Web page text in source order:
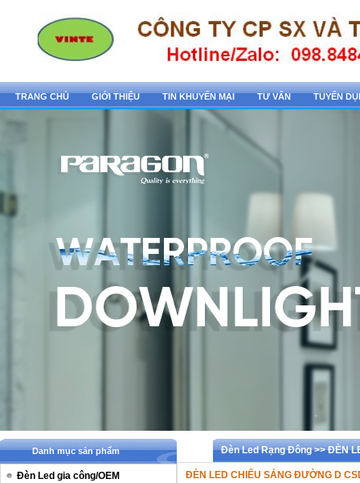
TRANG CHỦ GIỚI THIỆU TIN KHUYẾN MẠI TƯ VẤN TUYỂN
Danh mục sản phẩm
Đèn Led gia công/OEM
Đèn Led Rạng Đông >> ĐÈN
ĐÈN LED CHIẾU SÁNG ĐƯỜNG D